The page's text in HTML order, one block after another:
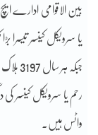
بین الاقوامی ادارے
جبکہ ہر سال 3197 ہلاک ہو جاتی ہیں۔۔۔
رحم یا سرویکل کینسر
واٹس ہیں۔